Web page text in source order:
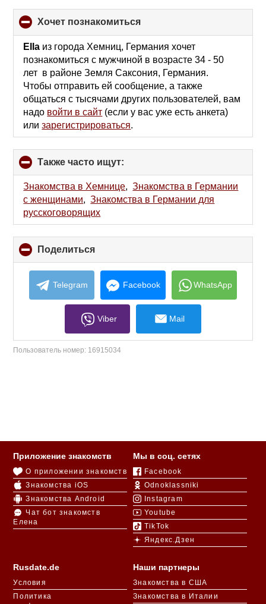
хочет познакомиться
to
collapse
contents
Ella из города Хемниц, Германия хочет
познакомиться с мужчиной в возрасте 34 - 50
лет в районе Земля Саксония, Германия.
Чтобы отправить ей сообщение, а также
общаться с тысячами других пользователей, вам
надо войти в сайт (если у вас уже есть анкета)
илизарегистрироваться.
Также часто ищут:
to
collapse
contents
Знакомства в Хемнице,Знакомства в Германии
с женщинами,Знакомства в Германии для
русскоговорящих
Поделиться
to
collapse
contents
Telegram Facebook WhatsApp
Viber Mail
Пользователь номер: 16915034
Rusdate.de
Условия
Политика
Приложение знакомств
О приложении знакомств
Знакомства iOS
Знакомства Android
Чат бот знакомств
Елена
Мы в соц. сетях
Facebook
Odnoklassniki
Instagram
Youtube
TikTok
Яндекс.Дзен
Наши партнеры
Знакомства в США
Знакомства в Италии